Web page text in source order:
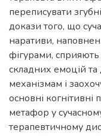
переписувати
докази того, що
наративи,
фігурами,
складних емоцій та
механізмам і
основні когнітивні
метафор у
терапевтичному